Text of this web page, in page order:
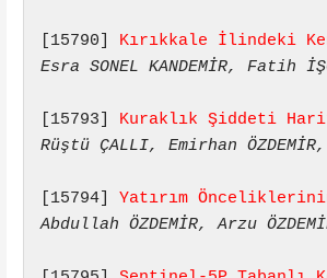
[15790] Kırıkkale İlindeki
Esra SONEL KANDEMİR, Fatih
[15793] Kuraklık Şiddeti
Rüştü ÇALLI, Emirhan
[15794] Yatırım
Abdullah ÖZDEMİR, Arzu